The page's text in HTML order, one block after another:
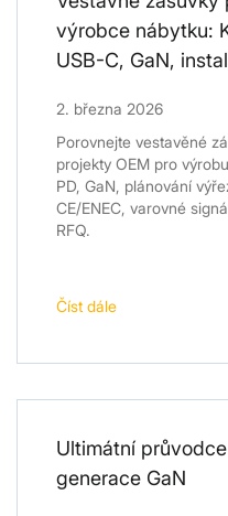
výrobce nábytku:
USB-C, GaN,
2. března 2026
Porovnejte vestavěné
projekty OEM pro
PD, GaN, plánování
CE/ENEC, varovné
RFQ.
Číst dále
Ultimátní
generace GaN